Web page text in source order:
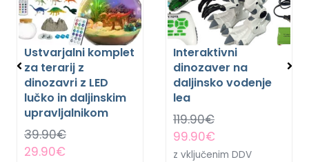
Ustvarjalni komplet
za terarij z
dinozavri z LED
lučko in daljinskim
upravljalnikom
39.90€
29.90€
Interaktivni
dinozaver na
daljinsko vodenje
lea
119.90€
99.90€
z vključenim DDV